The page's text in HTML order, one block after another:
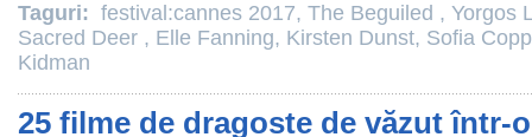
Taguri: festival:cannes 2017, The Beguiled , Yorgos
Sacred Deer , Elle Fanning, Kirsten Dunst, Sofia
Kidman
25 filme de dragoste de văzut într-